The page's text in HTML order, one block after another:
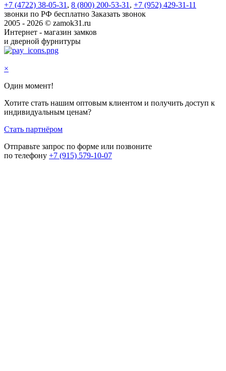
+7 (4722) 38-05-31, 8 (800) 200-53-31, +7 (952) 429-31-11
звонки по РФ бесплатно Заказать звонок
2005 - 2026 © zamok31.ru
Интернет - магазин замков
и дверной фурнитуры
×
Один момент!
Хотите стать нашим оптовым клиентом и получить доступ к
индивидуальным ценам?
Стать партнёром
Отправьте запрос по форме или позвоните
по телефону +7 (915) 579-10-07